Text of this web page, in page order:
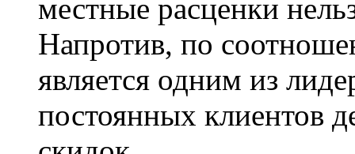
местные расценки
Напротив, по
является одним из
постоянных клиентов